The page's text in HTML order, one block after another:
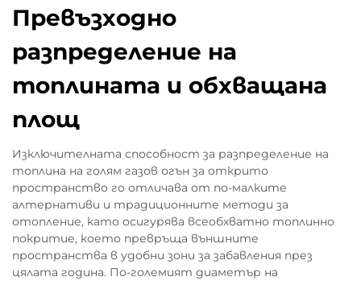
Превъзходно
разпределение на
топлината и обхващана
площ
Изключителната способност за разпределение на
топлина на голям газов огън за открито
пространство го отличава от по-малките
алтернативи и традиционните методи за
отопление, като осигурява всеобхватно топлинно
покритие, което превръща външните
пространства в удобни зони за забавления през
цялата година. По-големият диаметър на